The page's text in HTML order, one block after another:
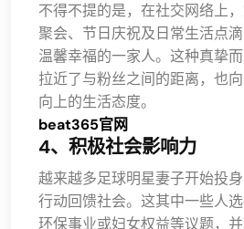
不得不提的是，在社交网络上
聚会、节日庆祝及日常生活点
温馨幸福的一家人。这种真挚
拉近了与粉丝之间的距离，也
向上的生活态度。
beat365官网
4、积极社会影响力
越来越多足球明星妻子开始投
行动回馈社会。这其中一些人选
环保事业或妇女权益等议题，